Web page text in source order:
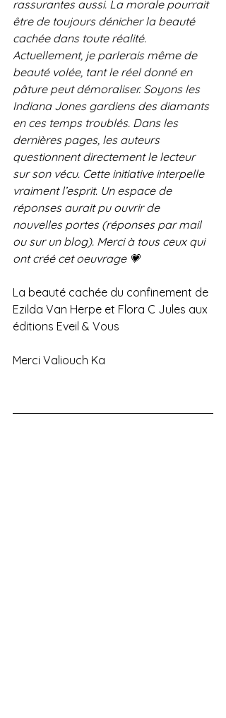
rassurantes aussi. La morale pourrait
être de toujours dénicher la beauté
cachée dans toute réalité.
Actuellement, je parlerais même de
beauté volée, tant le réel donné en
pâture peut démoraliser. Soyons les
Indiana Jones gardiens des diamants
en ces temps troublés. Dans les
dernières pages, les auteurs
questionnent directement le lecteur
sur son vécu. Cette initiative interpelle
vraiment l’esprit. Un espace de
réponses aurait pu ouvrir de
nouvelles portes (réponses par mail
ou sur un blog). Merci à tous ceux qui
ont créé cet oeuvrage 💗
La beauté cachée du confinement de
Ezilda Van Herpe et Flora C Jules aux
éditions Eveil & Vous
Merci Valiouch Ka